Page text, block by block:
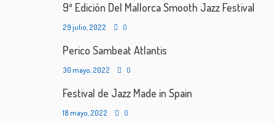
9ª Edición Del Mallorca Smooth Jazz Festival
29 julio, 2022 0
Perico Sambeat Atlantis
30 mayo, 2022 0
Festival de Jazz Made in Spain
18 mayo, 2022 0